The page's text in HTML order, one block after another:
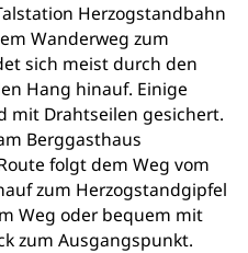
Herzogstandbahn
Wanderweg zum
sich meist durch den
Hang hinauf. Einige
mit Drahtseilen gesichert.
Berggasthaus
folgt dem Weg vom
zum Herzogstandgipfel
Weg oder bequem mit
zum Ausgangspunkt.